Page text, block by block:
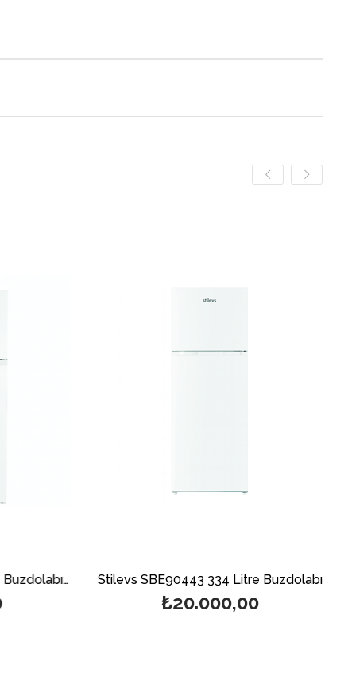
Stilevs SBE90446 415 Litre Buzdolabı-Beyaz Stilevs SBE90443 334 Litre Buzdolabı
₺20.000,00